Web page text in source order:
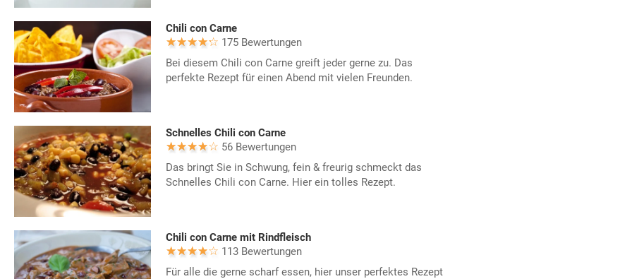
Chili con Carne
175 Bewertungen
Bei diesem Chili con Carne greift jeder gerne zu. Das
perfekte Rezept für einen Abend mit vielen Freunden.
Schnelles Chili con Carne
56 Bewertungen
Das bringt Sie in Schwung, fein & freurig schmeckt das
Schnelles Chili con Carne. Hier ein tolles Rezept.
Chili con Carne mit Rindfleisch
113 Bewertungen
Für alle die gerne scharf essen, hier unser perfektes Rezept